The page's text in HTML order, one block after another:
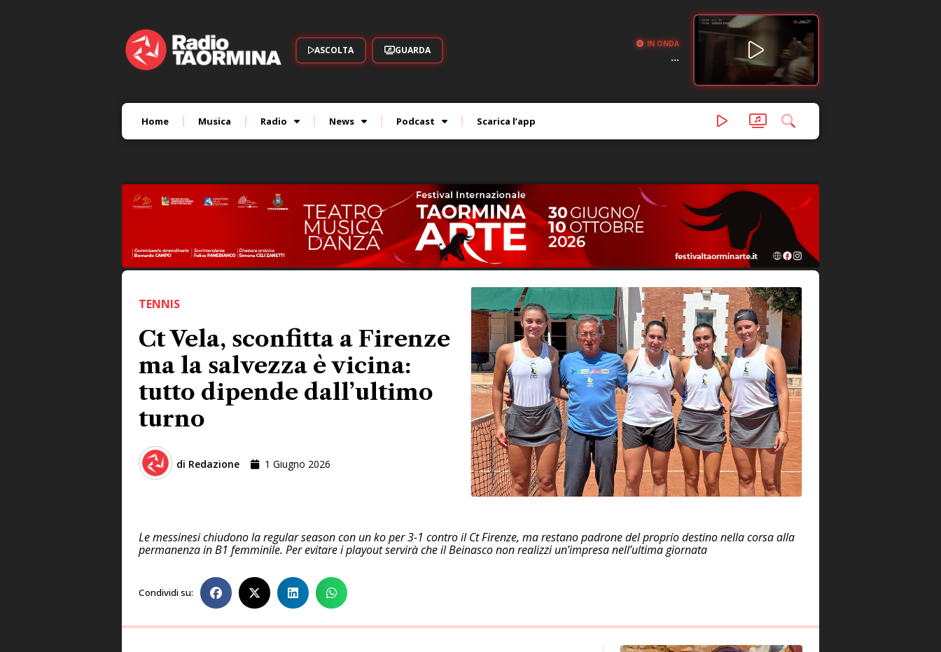
ASCOLTA GUARDA
IN ONDA
...
Home Musica Radio News Podcast Scarica l’app
TENNIS
Ct Vela, sconfitta a Firenze
ma la salvezza è vicina:
tutto dipende dall’ultimo
turno
di Redazione 1 Giugno 2026
Le messinesi chiudono la regular season con un ko per 3-1 contro il Ct Firenze, ma restano padrone del proprio destino nella corsa alla
permanenza in B1 femminile. Per evitare i playout servirà che il Beinasco non realizzi un’impresa nell’ultima giornata
Condividi su: